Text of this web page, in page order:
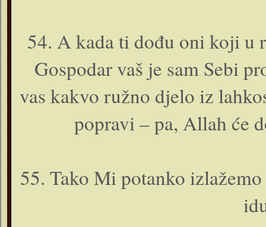
54. A kada ti dođu o­ni koji u
Gospodar vaš je sam Sebi
vas kakvo ružno djelo iz
popravi – pa, Allah će
55. Tako Mi potanko